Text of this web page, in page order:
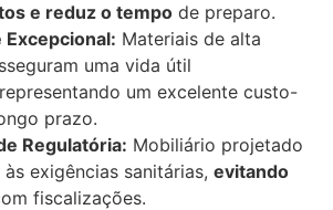
e reduz o tempo de preparo.
Excepcional: Materiais de alta
uma vida útil
um excelente custo-
prazo.
Regulatória: Mobiliário projetado
exigências sanitárias, evitando
fiscalizações.